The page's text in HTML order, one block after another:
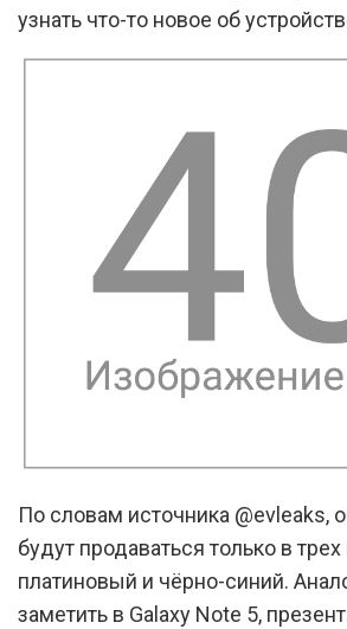
узнать что-то новое об
По словам источника @evleaks,
будут продаваться только в
платиновый и чёрно-синий.
заметить в Galaxy Note 5,